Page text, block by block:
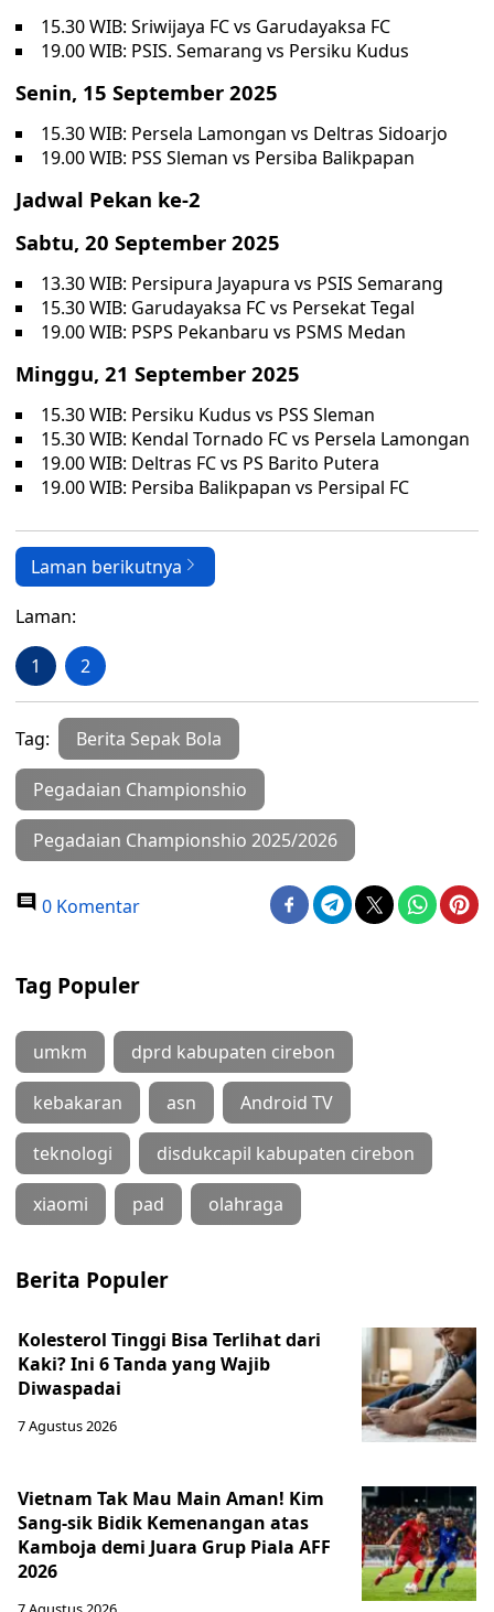
15.30 WIB: Sriwijaya FC vs Garudayaksa FC
19.00 WIB: PSIS. Semarang vs Persiku Kudus
Senin, 15 September 2025
15.30 WIB: Persela Lamongan vs Deltras Sidoarjo
19.00 WIB: PSS Sleman vs Persiba Balikpapan
Jadwal Pekan ke-2
Sabtu, 20 September 2025
13.30 WIB: Persipura Jayapura vs PSIS Semarang
15.30 WIB: Garudayaksa FC vs Persekat Tegal
19.00 WIB: PSPS Pekanbaru vs PSMS Medan
Minggu, 21 September 2025
15.30 WIB: Persiku Kudus vs PSS Sleman
15.30 WIB: Kendal Tornado FC vs Persela Lamongan
19.00 WIB: Deltras FC vs PS Barito Putera
19.00 WIB: Persiba Balikpapan vs Persipal FC
Laman berikutnya
Laman:
1 2
Tag: Berita Sepak Bola
Pegadaian Championshio
Pegadaian Championshio 2025/2026
0 Komentar
Tag Populer
umkm dprd kabupaten cirebon
kebakaran asn Android TV
teknologi disdukcapil kabupaten cirebon
xiaomi pad olahraga
Berita Populer
Kolesterol Tinggi Bisa Terlihat dari
Kaki? Ini 6 Tanda yang Wajib
Diwaspadai
7 Agustus 2026
Vietnam Tak Mau Main Aman! Kim
Sang-sik Bidik Kemenangan atas
Kamboja demi Juara Grup Piala AFF
2026